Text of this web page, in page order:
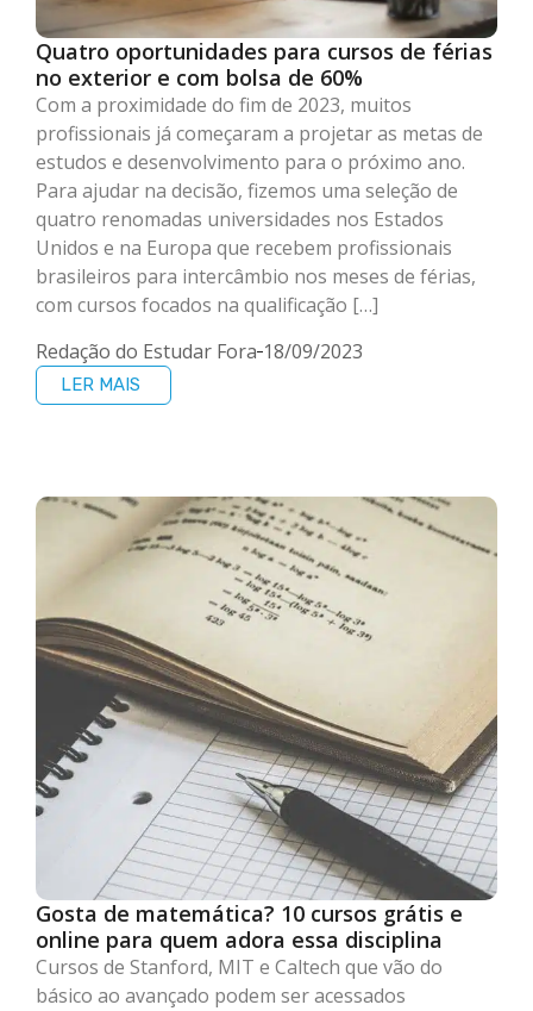
Quatro oportunidades para cursos de férias
no exterior e com bolsa de 60%
Com a proximidade do fim de 2023, muitos
profissionais já começaram a projetar as metas de
estudos e desenvolvimento para o próximo ano.
Para ajudar na decisão, fizemos uma seleção de
quatro renomadas universidades nos Estados
Unidos e na Europa que recebem profissionais
brasileiros para intercâmbio nos meses de férias,
com cursos focados na qualificação […]
Redação do Estudar Fora 18/09/2023
LER MAIS
Gosta de matemática? 10 cursos grátis e
online para quem adora essa disciplina
Cursos de Stanford, MIT e Caltech que vão do
básico ao avançado podem ser acessados